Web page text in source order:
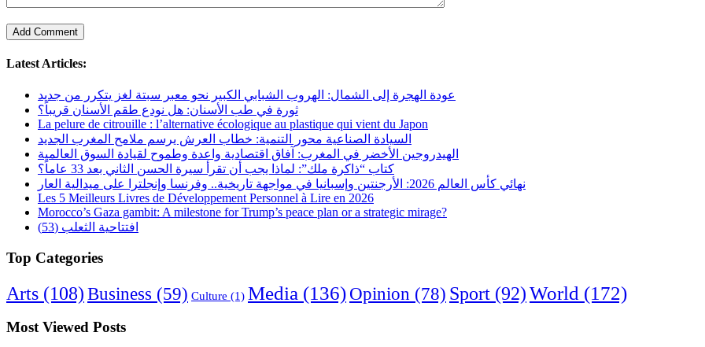
Latest Articles:
عودة الهجرة إلى الشمال: الهروب الشبابي الكبير نحو معبر سبتة لغز يتكرر من جديد
ثورة في طب الأسنان: هل نودع طقم الأسنان قريباً؟
La pelure de citrouille : l’alternative écologique au plastique qui vient du Japon
السيادة الصناعية محور التنمية: خطاب العرش يرسم ملامح المغرب الجديد
الهيدروجين الأخضر في المغرب: آفاق اقتصادية واعدة وطموح لقيادة السوق العالمية
كتاب “ذاكرة ملك”: لماذا يجب أن تقرأ سيرة الحسن الثاني بعد 33 عاماً؟
نهائي كأس العالم 2026: الأرجنتين وإسبانيا في مواجهة تاريخية.. وفرنسا وإنجلترا على ميدالية العار
Les 5 Meilleurs Livres de Développement Personnel à Lire en 2026
Morocco’s Gaza gambit: A milestone for Trump’s peace plan or a strategic mirage?
افتتاحية الثعلب (53)
Top Categories
Arts (108) Business (59) Culture (1) Media (136)Opinion (78) Sport (92)World (172)
Most Viewed Posts